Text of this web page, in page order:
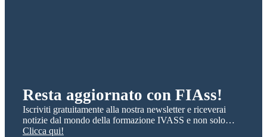
Resta aggiornato con FIAss!
Iscriviti gratuitamente alla nostra newsletter e riceverai
notizie dal mondo della formazione IVASS e non solo…
Clicca qui!